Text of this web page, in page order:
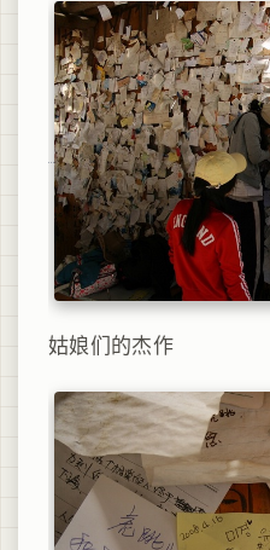
姑娘们的杰作